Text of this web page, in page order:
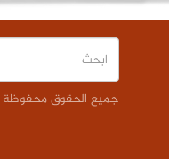
جميع الحقوق محفوظة